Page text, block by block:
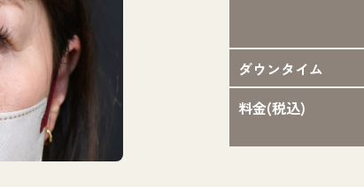
ダウンタイム
料金(税込)